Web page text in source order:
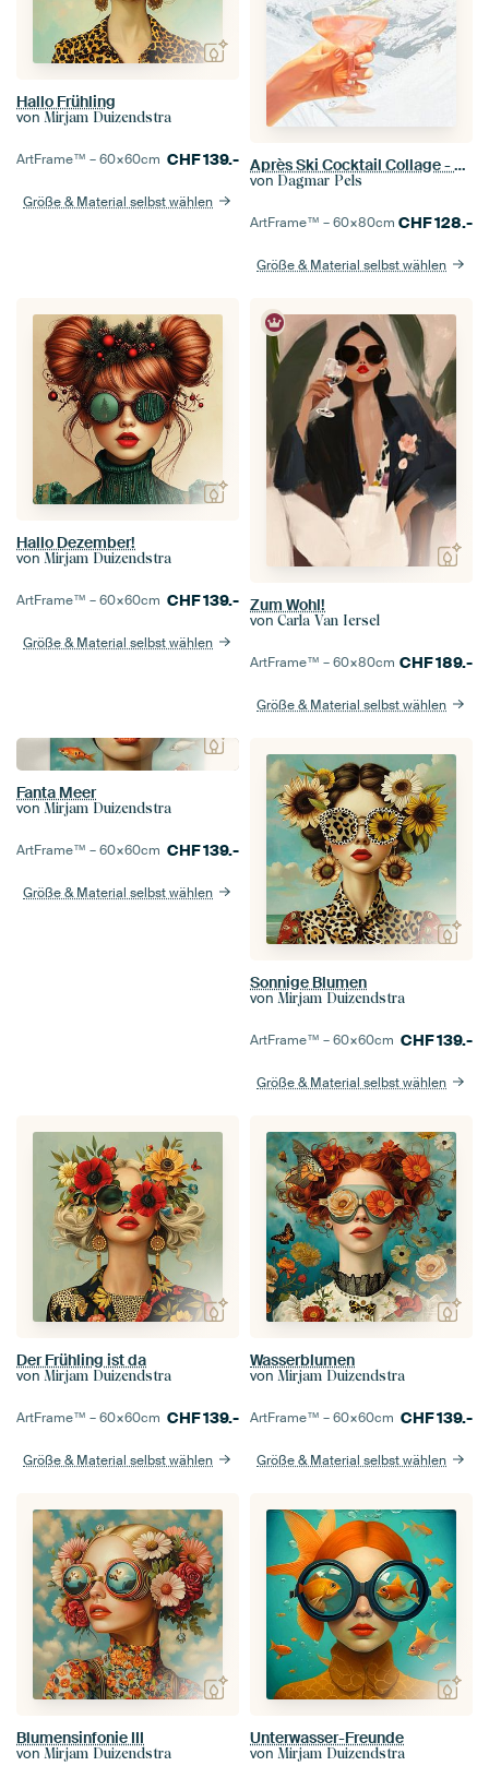
Hallo Frühling
von Mirjam Duizendstra
ArtFrame™ –60×60cm CHF139.-
Größe & Material selbst wählen
Après Ski Cocktail Collage - Winter Edition
von Dagmar Pels
ArtFrame™ –60×80cm CHF128.-
Größe & Material selbst wählen
Hallo Dezember!
von Mirjam Duizendstra
ArtFrame™ –60×60cm CHF139.-
Größe & Material selbst wählen
Zum Wohl!
von Carla Van Iersel
ArtFrame™ –60×80cm CHF189.-
Größe & Material selbst wählen
Fanta Meer
von Mirjam Duizendstra
ArtFrame™ –60×60cm CHF139.-
Größe & Material selbst wählen
Sonnige Blumen
von Mirjam Duizendstra
ArtFrame™ –60×60cm CHF139.-
Größe & Material selbst wählen
Der Frühling ist da
von Mirjam Duizendstra
ArtFrame™ –60×60cm CHF139.-
Größe & Material selbst wählen
Wasserblumen
von Mirjam Duizendstra
ArtFrame™ –60×60cm CHF139.-
Größe & Material selbst wählen
Blumensinfonie III
von Mirjam Duizendstra
Unterwasser-Freunde
von Mirjam Duizendstra